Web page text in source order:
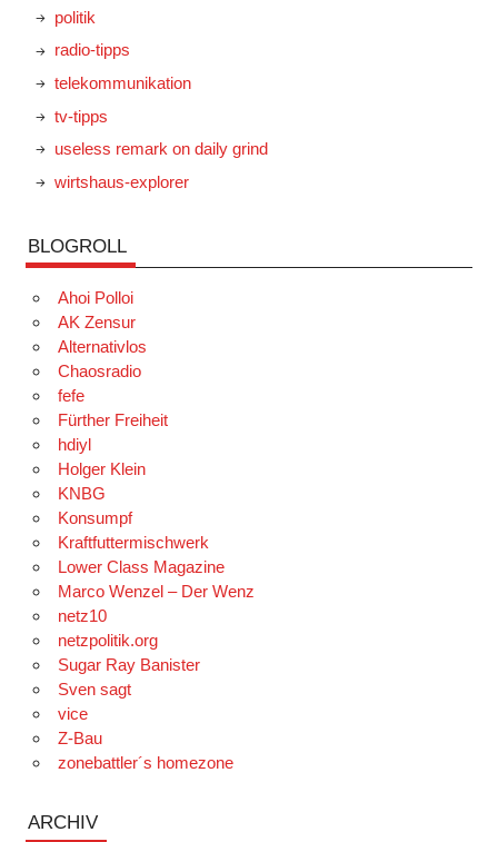
politik
radio-tipps
telekommunikation
tv-tipps
useless remark on daily grind
wirtshaus-explorer
BLOGROLL
Ahoi Polloi
AK Zensur
Alternativlos
Chaosradio
fefe
Fürther Freiheit
hdiyl
Holger Klein
KNBG
Konsumpf
Kraftfuttermischwerk
Lower Class Magazine
Marco Wenzel – Der Wenz
netz10
netzpolitik.org
Sugar Ray Banister
Sven sagt
vice
Z-Bau
zonebattler´s homezone
ARCHIV